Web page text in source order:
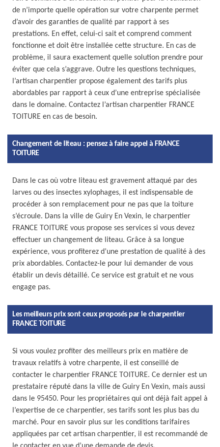
de n’importe quelle opération sur votre charpente permet
d’avoir des garanties de qualité par rapport à ses
prestations. En effet, celui-ci sait et comprend comment
fonctionne et doit être installée cette structure. En cas de
problème, il saura exactement quelle solution prendre pour
éviter que cela s’aggrave. Outre les questions techniques,
l’artisan charpentier propose également des tarifs plus
abordables par rapport à ceux d’une entreprise spécialisée
dans le domaine. Contactez l’artisan charpentier FRANCE
TOITURE en cas de besoin.
Changement de liteau : pensez à faire appel à FRANCE
TOITURE
Dans le cas où votre liteau est gravement attaqué par des
larves ou des insectes xylophages, il est indispensable de
procéder à son remplacement pour ne pas que la toiture
s’écroule. Dans la ville de Guiry En Vexin, le charpentier
FRANCE TOITURE vous propose ses services si vous devez
effectuer un changement de liteau. Grâce à sa longue
expérience, vous profiterez d’une prestation de qualité à des
prix abordables. Contactez-le pour lui demander de vous
établir un devis détaillé. Ce service est gratuit et ne vous
engage pas.
Les meilleurs prix sont ceux proposés par le charpentier
FRANCE TOITURE
Si vous voulez profiter des meilleurs prix en matière de
travaux relatifs à votre charpente, il est conseillé de
contacter le charpentier FRANCE TOITURE. Ce dernier est un
prestataire réputé dans la ville de Guiry En Vexin, mais aussi
dans le 95450. Pour les propriétaires qui ont déjà fait appel à
l’expertise de ce charpentier, ses tarifs sont les plus bas du
marché. Pour en savoir plus sur les conditions tarifaires
appliquées par cet artisan charpentier, il est recommandé de